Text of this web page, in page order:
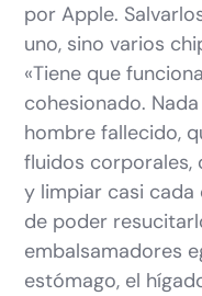
por Apple.
uno, sino varios
«Tiene que
cohesionado.
hombre fallecido,
fluidos corporales,
y limpiar casi cada
de poder
embalsamadores
estómago, el